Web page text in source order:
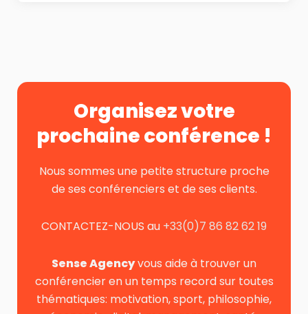
Organisez votre
prochaine conférence !
Nous sommes une petite structure proche
de ses conférenciers et de ses clients.
CONTACTEZ-NOUS au +33(0)7 86 82 62 19
Sense Agencyvous aide à trouver un
conférencier en un temps record sur toutes
thématiques: motivation, sport, philosophie,